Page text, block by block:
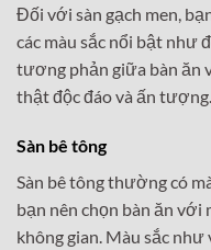
Đối với sàn gạch men,
các màu sắc nổi bật như
tương phản giữa bàn ăn
thật độc đáo và ấn tượng.
Sàn bê tông
Sàn bê tông thường có
bạn nên chọn bàn ăn với
không gian. Màu sắc như